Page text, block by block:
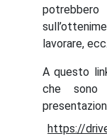
lavorare, ecc.
A questo
che sono
https://